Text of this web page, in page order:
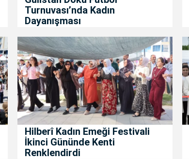
Turnuvası’nda Kadın
Dayanışması
Hilberî Kadın Emeği Festivali
İkinci Gününde Kenti
Renklendirdi